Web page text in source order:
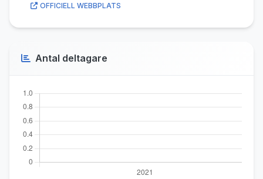
OFFICIELL WEBBPLATS
Antal deltagare